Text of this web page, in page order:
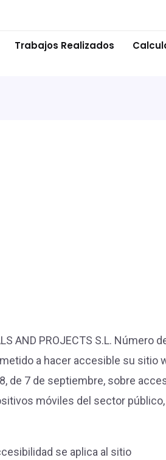
Trabajos Realizados
AND PROJECTS S.L. Número
a hacer accesible su sitio
de 7 de septiembre, sobre
móviles del sector
se aplica al sitio